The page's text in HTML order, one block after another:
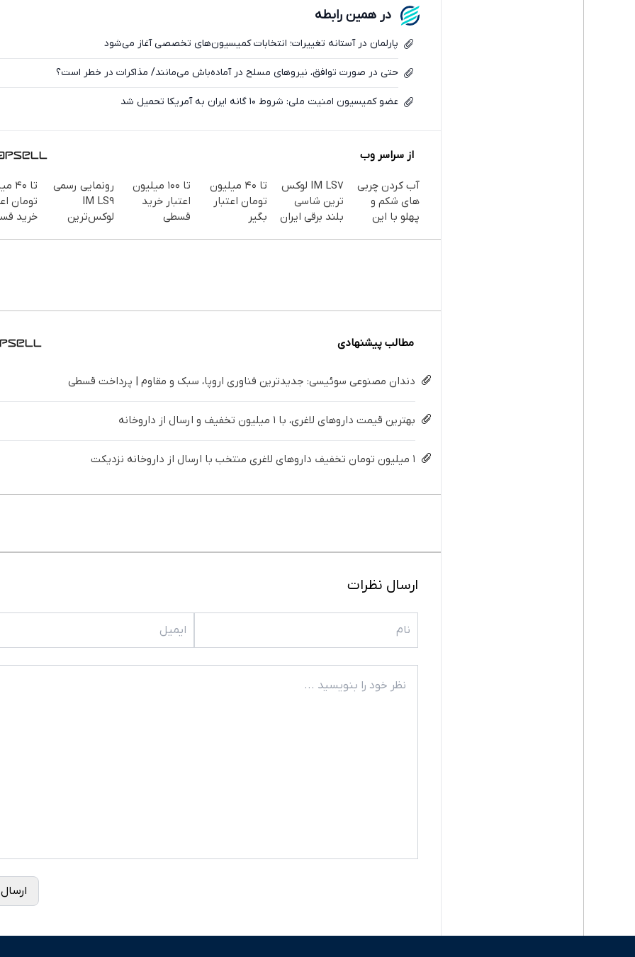
در همین رابطه
پارلمان در آستانه تغییرات؛ انتخابات کمیسیون‌های تخصصی آغاز می‌شود
حتی در صورت توافق، نیروهای مسلح در آماده‌باش می‌مانند/ مذاکرات در خطر است؟
عضو کمیسیون امنیت ملی: شروط ۱۰ گانه ایران به آمریکا تحمیل شد
از سراسر وب
آب کردن چربی
های شکم و
پهلو با این
IM LS7 لوکس
ترین شاسی
بلند برقی ایران
تا ۴۰ میلیون
تومان اعتبار
بگیر
تا ۱۰۰ میلیون
اعتبار خرید
قسطی
رونمایی رسمی
IM LS9
لوکس‌ترین
تا
تومان
خرید
مطالب پیشنهادی
دندان مصنوعی سوئیسی: جدیدترین فناوری اروپا، سبک و مقاوم | پرداخت قسطی
بهترین قیمت داروهای لاغری، با ۱ میلیون تخفیف و ارسال از داروخانه‌
۱ میلیون تومان تخفیف داروهای لاغری منتخب با ارسال از داروخانه نزدیکت
ارسال نظرات